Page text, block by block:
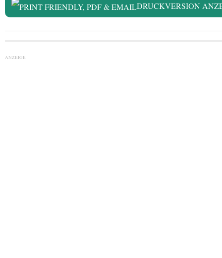
DRUCKVERSION
ANZEIGE